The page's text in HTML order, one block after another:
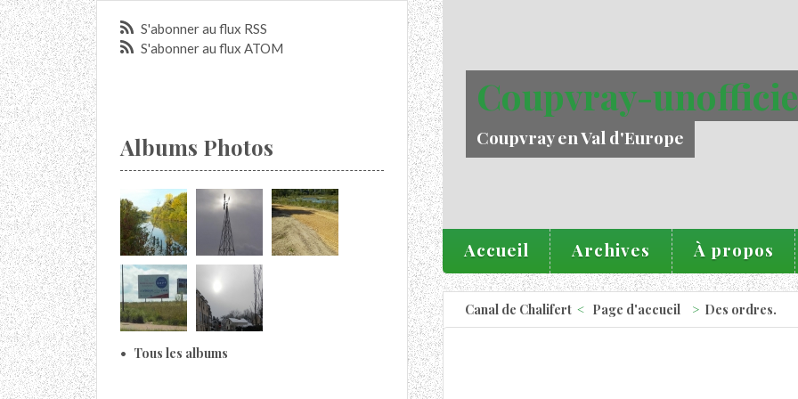
S'abonner au flux RSS
S'abonner au flux ATOM
Albums Photos
Tous les albums
Coupvray-
Coupvray en Val d'Europe
Accueil Archives À propos
Canal de Chalifert Page d'accueil Des ordres.